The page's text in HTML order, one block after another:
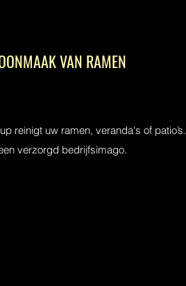
VAN RAMEN
reinigt uw ramen, veranda's of
verzorgd bedrijfsimago.